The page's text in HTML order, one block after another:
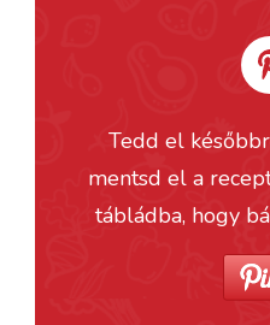
Tedd el
mentsd el a
tábládba, hogy